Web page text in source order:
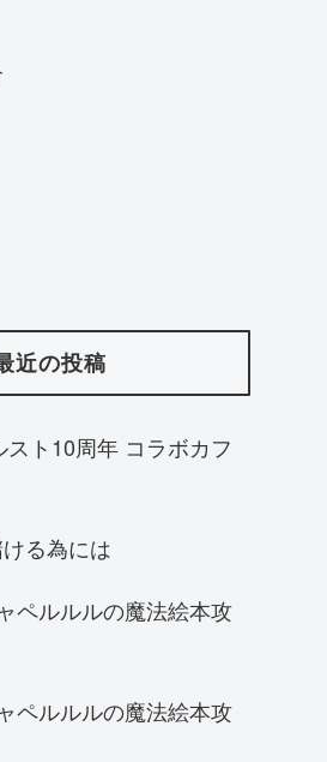
近の投稿
スト10周年 コラボカフ
る為には
ペルルルの魔法絵本攻
ペルルルの魔法絵本攻